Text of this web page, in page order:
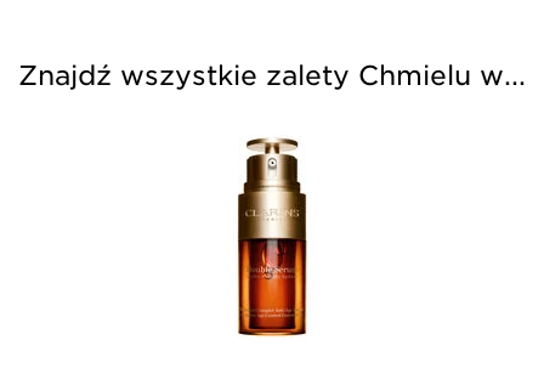
Znajdź wszystkie zalety Chmielu w...